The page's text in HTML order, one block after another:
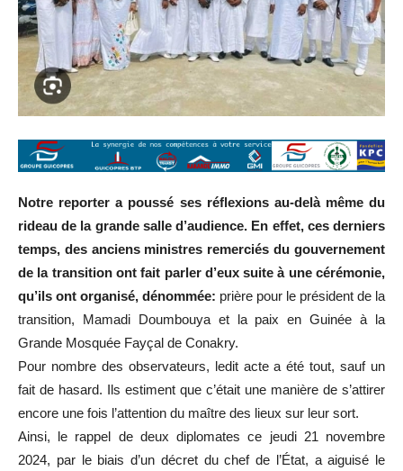
Notre reporter a poussé ses réflexions au-delà même du
rideau de la grande salle d’audience. En effet, ces derniers
temps, des anciens ministres remerciés du gouvernement
de la transition ont fait parler d’eux suite à une cérémonie,
qu’ils ont organisé, dénommée: prière pour le président de la
transition, Mamadi Doumbouya et la paix en Guinée à la
Grande Mosquée Fayçal de Conakry.
Pour nombre des observateurs, ledit acte a été tout, sauf un
fait de hasard. Ils estiment que c’était une manière de s’attirer
encore une fois l’attention du maître des lieux sur leur sort.
Ainsi, le rappel de deux diplomates ce jeudi 21 novembre
2024, par le biais d’un décret du chef de l’État, a aiguisé le